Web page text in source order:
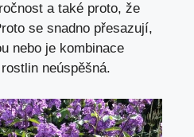
a také proto, že
se snadno přesazují,
nebo je kombinace
neúspěšná.